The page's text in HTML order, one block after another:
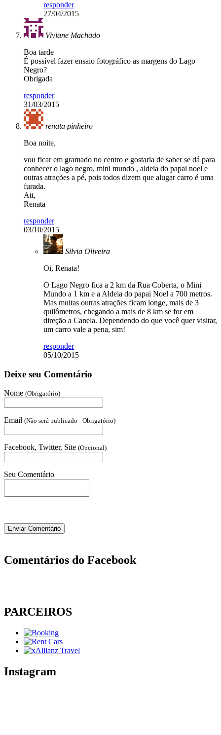
responder
27/04/2015
Viviane Machado
Boa tarde
É possível fazer ensaio fotográfico as margens do Lago
Negro?
Obrigada
responder
31/03/2015
renata pinheiro
Boa noite,
vou ficar em gramado no centro e gostaria de saber se dá para
conhecer o lago negro, mini mundo , aldeia do papai noel e
outras atrações a pé, pois todos dizem que alugar carro é uma
furada.
Att,
Renata
responder
03/10/2015
Silvia Oliveira
Oi, Renata!
O Lago Negro fica a 2 km da Rua Coberta, o Mini
Mundo a 1 km e a Aldeia do papai Noel a 700 metros.
Mas muitas outras atrações ficam longe, mais de 3
quilômetros, chegando a mais de 8 km se for em
direção a Canela. Dependendo do que você quer visitar,
um carro vale a pena, sim!
responder
05/10/2015
Deixe seu Comentário
Nome (Obrigatório)
Email (Não será publicado - Obrigatório)
Facebook, Twitter, Site (Opcional)
Seu Comentário
Comentários do Facebook
PARCEIROS
Instagram